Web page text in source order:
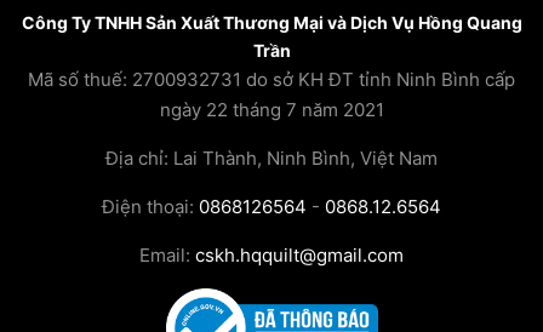
Công Ty TNHH Sản Xuất Thương Mại và Dịch Vụ Hồng Quang
Trần
Mã số thuế: 2700932731 do sở KH ĐT tỉnh Ninh Bình cấp
ngày 22 tháng 7 năm 2021
Địa chỉ: Lai Thành, Ninh Bình, Việt Nam
Điện thoại: 0868126564 - 0868.12.6564
Email: cskh.hqquilt@gmail.com